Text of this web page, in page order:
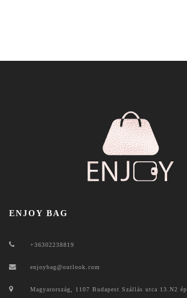
ENJOY BAG
+36302238819
enjoybag@outlook.com
Magyarország, 1107 Budapest Szállás utca 13.N2 ép.